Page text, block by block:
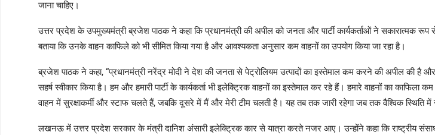
जाना चाहिए।
उत्तर प्रदेश के उपमुख्यमंत्री ब्रजेश पाठक ने कहा कि प्रधानमंत्री की अपील को जनता और पार्टी कार्यकर्ताओं ने सकारात्मक रूप
बताया कि उनके वाहन काफिले को भी सीमित किया गया है और आवश्यकता अनुसार कम वाहनों का उपयोग किया जा रहा है।
ब्रजेश पाठक ने कहा, “प्रधानमंत्री नरेंद्र मोदी ने देश की जनता से पेट्रोलियम उत्पादों का इस्तेमाल कम करने की अपील की है
सहर्ष स्वीकार किया है। हम और हमारी पार्टी के कार्यकर्ता भी इलेक्ट्रिक वाहनों का इस्तेमाल कर रहे हैं। हमारे वाहनों का काफिला
वाहन में सुरक्षाकर्मी और स्टाफ चलते हैं, जबकि दूसरे में मैं और मेरी टीम चलती है। यह तब तक जारी रहेगा जब तक वैश्विक स्थिति में
लखनऊ में उत्तर प्रदेश सरकार के मंत्री दानिश अंसारी इलेक्ट्रिक कार से यात्रा करते नजर आए। उन्होंने कहा कि राष्ट्रीय